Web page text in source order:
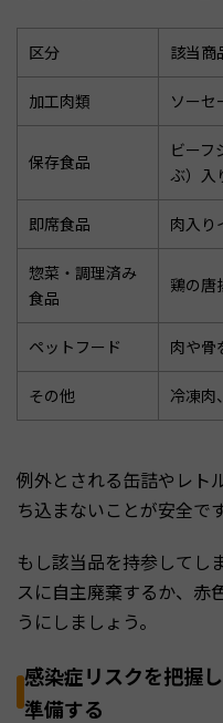
区分 該当商
加工肉類 ソーセ
保存食品
ビーフ
ぶ）入
即席食品 肉入り
惣菜・調理済み
食品
鶏の唐
ペットフード 肉や骨
その他 冷凍肉
例外とされる缶詰やレト
ち込まないことが安全です
もし該当品を持参してし
スに自主廃棄するか、赤
うにしましょう。
感染症リスクを把握
準備する